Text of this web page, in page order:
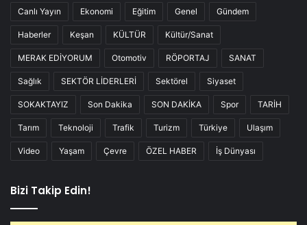
Canlı Yayın Ekonomi Eğitim Genel Gündem
Haberler Keşan KÜLTÜR Kültür/Sanat
MERAK EDİYORUM Otomotiv RÖPORTAJ SANAT
Sağlık SEKTÖR LİDERLERİ Sektörel Siyaset
SOKAKTAYIZ Son Dakika SON DAKİKA Spor TARİH
Tarım Teknoloji Trafik Turizm Türkiye Ulaşım
Video Yaşam Çevre ÖZEL HABER İş Dünyası
Bizi Takip Edin!